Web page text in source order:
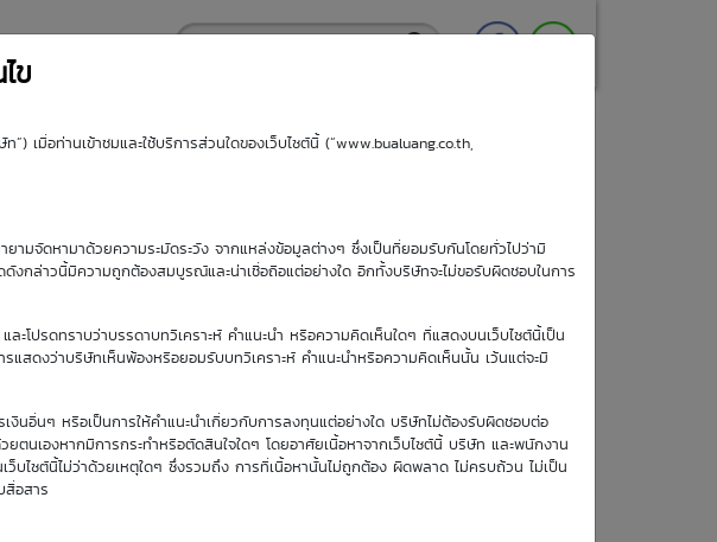
ข
ท”) เมื่อท่านเข้าชมและใช้บริการส่วนใดของเว็บไซต์นี้ (“www.bualuang.co.th,
ามจัดหามาด้วยความระมัดระวัง จากแหล่งข้อมูลต่างๆ ซึ่งเป็นที่ยอมรับกันโดยทั่วไปว่ามี
กล่าวนี้มีความถูกต้องสมบูรณ์และน่าเชื่อถือแต่อย่างใด อีกทั้งบริษัทจะไม่ขอรับผิดชอบในการ
โปรดทราบว่าบรรดาบทวิเคราะห์ คำแนะนำ หรือความคิดเห็นใดๆ ที่แสดงบนเว็บไซต์นี้เป็น
แสดงว่าบริษัทเห็นพ้องหรือยอมรับบทวิเคราะห์ คำแนะนำหรือความคิดเห็นนั้น เว้นแต่จะมี
นอื่นๆ หรือเป็นการให้คำแนะนำเกี่ยวกับการลงทุนแต่อย่างใด บริษัทไม่ต้องรับผิดชอบต่อ
นเองหากมีการกระทำหรือตัดสินใจใดๆ โดยอาศัยเนื้อหาจากเว็บไซต์นี้ บริษัท และพนักงาน
บไซต์นี้ไม่ว่าด้วยเหตุใดๆ ซึ่งรวมถึง การที่เนื้อหานั้นไม่ถูกต้อง ผิดพลาด ไม่ครบถ้วน ไม่เป็น
อสาร
DW Search
สุดท้าย
6 พ.ย. 2569